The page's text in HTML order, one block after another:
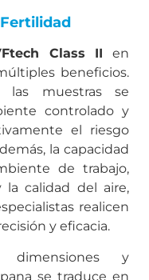
Class II en
beneficios.
las muestras se
controlado y
el riesgo
la capacidad
de trabajo,
la calidad del aire,
realicen
y eficacia.
y
se traduce en